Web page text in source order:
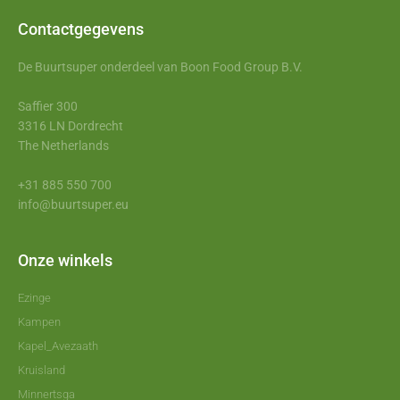
Contactgegevens
De Buurtsuper onderdeel van Boon Food Group B.V.
Saffier 300
3316 LN Dordrecht
The Netherlands
+31 885 550 700
info@buurtsuper.eu
Onze winkels
Ezinge
Kampen
Kapel_Avezaath
Kruisland
Minnertsga